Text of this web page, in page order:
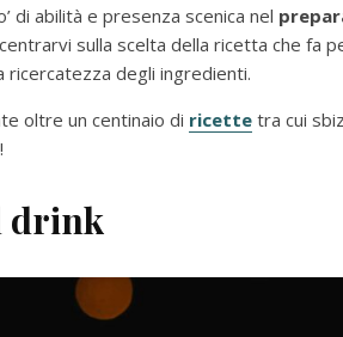
di abilità e presenza scenica nel
sulla scelta della ricetta che fa
ricercatezza degli ingredienti.
oltre un centinaio di ricette tra cui
drink